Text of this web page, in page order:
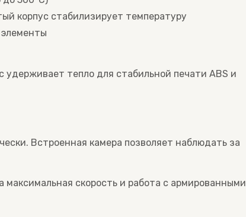
корпус стабилизирует температуру
удерживает тепло для стабильной печати ABS и
Встроенная камера позволяет наблюдать за
скорость и работа с армированными